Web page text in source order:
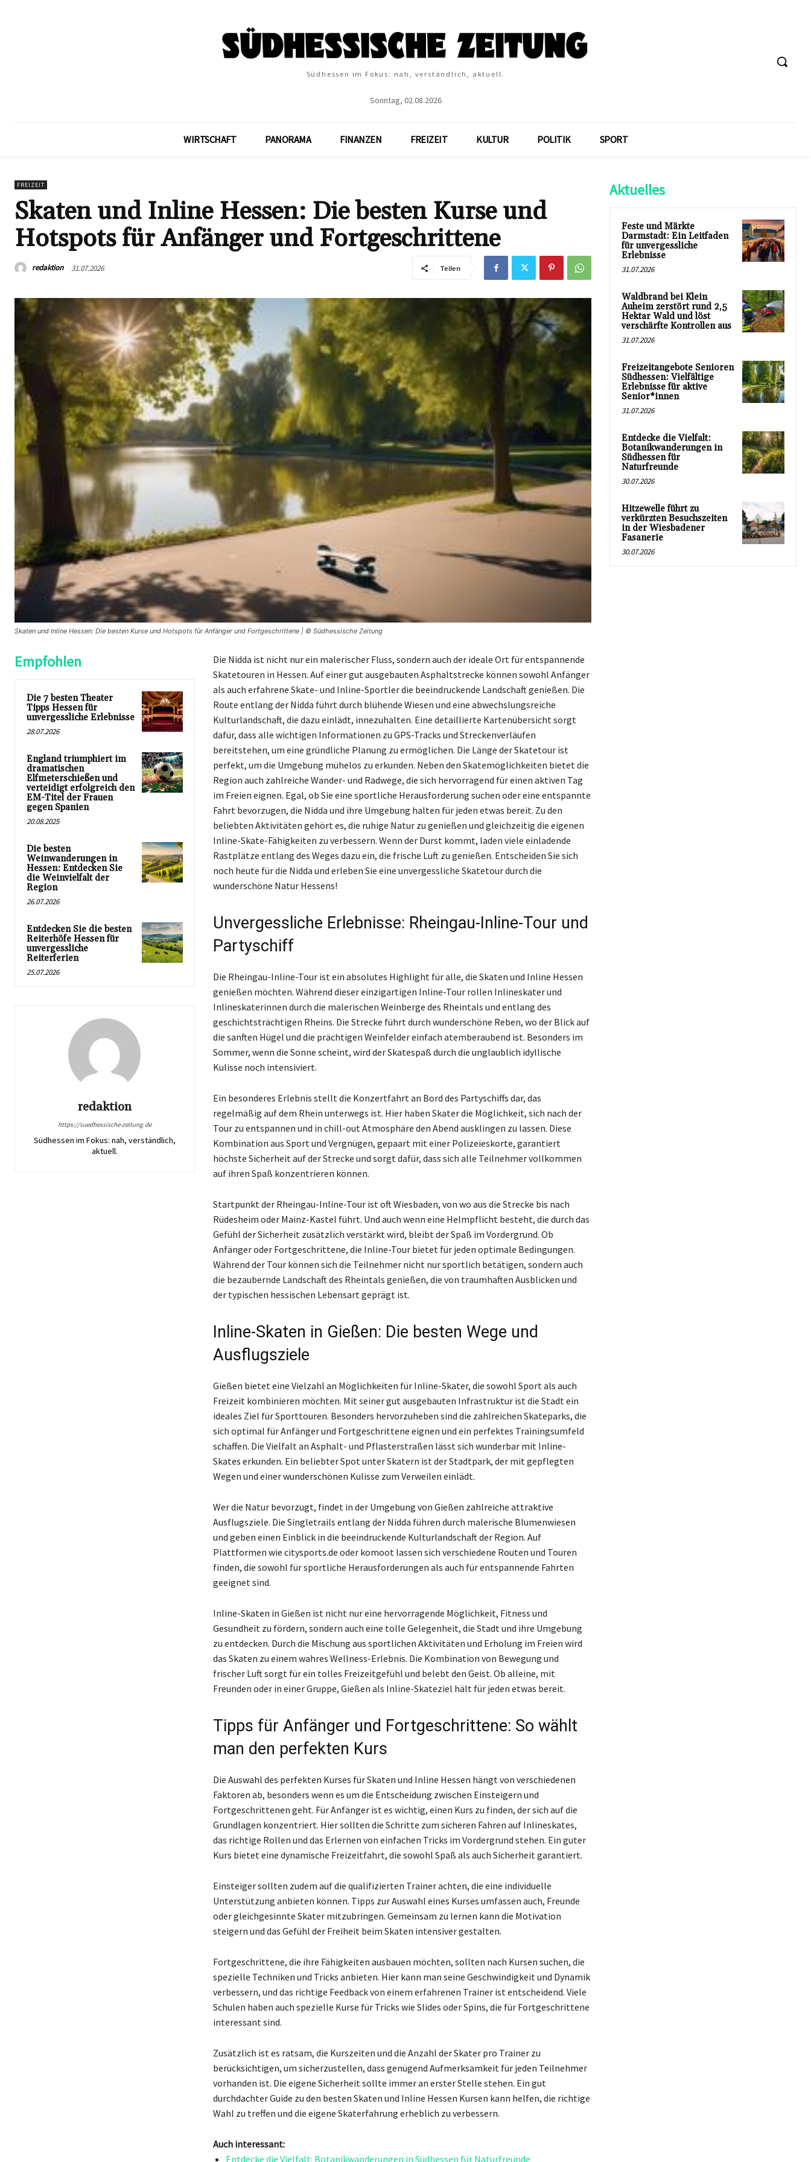
Südhessen im Fokus: nah, verständlich, aktuell.
Sonntag, 02.08.2026
WIRTSCHAFT PANORAMA FINANZEN FREIZEIT KULTUR POLITIK SPORT
FREIZEIT
Skaten und Inline Hessen: Die besten Kurse und
Hotspots für Anfänger und Fortgeschrittene
redaktion 31.07.2026 Teilen
Skaten und Inline Hessen: Die besten Kurse und Hotspots für Anfänger und Fortgeschrittene | © Südhessische Zeitung
Empfohlen
Die 7 besten Theater
Tipps Hessen für
unvergessliche Erlebnisse
28.07.2026
England triumphiert im
dramatischen
Elfmeterschießen und
verteidigt erfolgreich den
EM-Titel der Frauen
gegen Spanien
20.08.2025
Die besten
Weinwanderungen in
Hessen: Entdecken Sie
die Weinvielfalt der
Region
26.07.2026
Entdecken Sie die besten
Reiterhöfe Hessen für
unvergessliche
Reiterferien
25.07.2026
redaktion
https://suedhessische-zeitung.de
Südhessen im Fokus: nah, verständlich,
aktuell.
Die Nidda ist nicht nur ein malerischer Fluss, sondern auch der ideale Ort für entspannende
Skatetouren in Hessen. Auf einer gut ausgebauten Asphaltstrecke können sowohl Anfänger
als auch erfahrene Skate- und Inline-Sportler die beeindruckende Landschaft genießen. Die
Route entlang der Nidda führt durch blühende Wiesen und eine abwechslungsreiche
Kulturlandschaft, die dazu einlädt, innezuhalten. Eine detaillierte Kartenübersicht sorgt
dafür, dass alle wichtigen Informationen zu GPS-Tracks und Streckenverläufen
bereitstehen, um eine gründliche Planung zu ermöglichen. Die Länge der Skatetour ist
perfekt, um die Umgebung mühelos zu erkunden. Neben den Skatemöglichkeiten bietet die
Region auch zahlreiche Wander- und Radwege, die sich hervorragend für einen aktiven Tag
im Freien eignen. Egal, ob Sie eine sportliche Herausforderung suchen oder eine entspannte
Fahrt bevorzugen, die Nidda und ihre Umgebung halten für jeden etwas bereit. Zu den
beliebten Aktivitäten gehört es, die ruhige Natur zu genießen und gleichzeitig die eigenen
Inline-Skate-Fähigkeiten zu verbessern. Wenn der Durst kommt, laden viele einladende
Rastplätze entlang des Weges dazu ein, die frische Luft zu genießen. Entscheiden Sie sich
noch heute für die Nidda und erleben Sie eine unvergessliche Skatetour durch die
wunderschöne Natur Hessens!
Unvergessliche Erlebnisse: Rheingau-Inline-Tour und
Partyschiff
Die Rheingau-Inline-Tour ist ein absolutes Highlight für alle, die Skaten und Inline Hessen
genießen möchten. Während dieser einzigartigen Inline-Tour rollen Inlineskater und
Inlineskaterinnen durch die malerischen Weinberge des Rheintals und entlang des
geschichtsträchtigen Rheins. Die Strecke führt durch wunderschöne Reben, wo der Blick auf
die sanften Hügel und die prächtigen Weinfelder einfach atemberaubend ist. Besonders im
Sommer, wenn die Sonne scheint, wird der Skatespaß durch die unglaublich idyllische
Kulisse noch intensiviert.
Ein besonderes Erlebnis stellt die Konzertfahrt an Bord des Partyschiffs dar, das
regelmäßig auf dem Rhein unterwegs ist. Hier haben Skater die Möglichkeit, sich nach der
Tour zu entspannen und in chill-out Atmosphäre den Abend ausklingen zu lassen. Diese
Kombination aus Sport und Vergnügen, gepaart mit einer Polizeieskorte, garantiert
höchste Sicherheit auf der Strecke und sorgt dafür, dass sich alle Teilnehmer vollkommen
auf ihren Spaß konzentrieren können.
Startpunkt der Rheingau-Inline-Tour ist oft Wiesbaden, von wo aus die Strecke bis nach
Rüdesheim oder Mainz-Kastel führt. Und auch wenn eine Helmpflicht besteht, die durch das
Gefühl der Sicherheit zusätzlich verstärkt wird, bleibt der Spaß im Vordergrund. Ob
Anfänger oder Fortgeschrittene, die Inline-Tour bietet für jeden optimale Bedingungen.
Während der Tour können sich die Teilnehmer nicht nur sportlich betätigen, sondern auch
die bezaubernde Landschaft des Rheintals genießen, die von traumhaften Ausblicken und
der typischen hessischen Lebensart geprägt ist.
Inline-Skaten in Gießen: Die besten Wege und
Ausflugsziele
Gießen bietet eine Vielzahl an Möglichkeiten für Inline-Skater, die sowohl Sport als auch
Freizeit kombinieren möchten. Mit seiner gut ausgebauten Infrastruktur ist die Stadt ein
ideales Ziel für Sporttouren. Besonders hervorzuheben sind die zahlreichen Skateparks, die
sich optimal für Anfänger und Fortgeschrittene eignen und ein perfektes Trainingsumfeld
schaffen. Die Vielfalt an Asphalt- und Pflasterstraßen lässt sich wunderbar mit Inline-
Skates erkunden. Ein beliebter Spot unter Skatern ist der Stadtpark, der mit gepflegten
Wegen und einer wunderschönen Kulisse zum Verweilen einlädt.
Wer die Natur bevorzugt, findet in der Umgebung von Gießen zahlreiche attraktive
Ausflugsziele. Die Singletrails entlang der Nidda führen durch malerische Blumenwiesen
und geben einen Einblick in die beeindruckende Kulturlandschaft der Region. Auf
Plattformen wie citysports.de oder komoot lassen sich verschiedene Routen und Touren
finden, die sowohl für sportliche Herausforderungen als auch für entspannende Fahrten
geeignet sind.
Inline-Skaten in Gießen ist nicht nur eine hervorragende Möglichkeit, Fitness und
Gesundheit zu fördern, sondern auch eine tolle Gelegenheit, die Stadt und ihre Umgebung
zu entdecken. Durch die Mischung aus sportlichen Aktivitäten und Erholung im Freien wird
das Skaten zu einem wahres Wellness-Erlebnis. Die Kombination von Bewegung und
frischer Luft sorgt für ein tolles Freizeitgefühl und belebt den Geist. Ob alleine, mit
Freunden oder in einer Gruppe, Gießen als Inline-Skateziel hält für jeden etwas bereit.
Tipps für Anfänger und Fortgeschrittene: So wählt
man den perfekten Kurs
Die Auswahl des perfekten Kurses für Skaten und Inline Hessen hängt von verschiedenen
Faktoren ab, besonders wenn es um die Entscheidung zwischen Einsteigern und
Fortgeschrittenen geht. Für Anfänger ist es wichtig, einen Kurs zu finden, der sich auf die
Grundlagen konzentriert. Hier sollten die Schritte zum sicheren Fahren auf Inlineskates,
das richtige Rollen und das Erlernen von einfachen Tricks im Vordergrund stehen. Ein guter
Kurs bietet eine dynamische Freizeitfahrt, die sowohl Spaß als auch Sicherheit garantiert.
Einsteiger sollten zudem auf die qualifizierten Trainer achten, die eine individuelle
Unterstützung anbieten können. Tipps zur Auswahl eines Kurses umfassen auch, Freunde
oder gleichgesinnte Skater mitzubringen. Gemeinsam zu lernen kann die Motivation
steigern und das Gefühl der Freiheit beim Skaten intensiver gestalten.
Fortgeschrittene, die ihre Fähigkeiten ausbauen möchten, sollten nach Kursen suchen, die
spezielle Techniken und Tricks anbieten. Hier kann man seine Geschwindigkeit und Dynamik
verbessern, und das richtige Feedback von einem erfahrenen Trainer ist entscheidend. Viele
Schulen haben auch spezielle Kurse für Tricks wie Slides oder Spins, die für Fortgeschrittene
interessant sind.
Zusätzlich ist es ratsam, die Kurszeiten und die Anzahl der Skater pro Trainer zu
berücksichtigen, um sicherzustellen, dass genügend Aufmerksamkeit für jeden Teilnehmer
vorhanden ist. Die eigene Sicherheit sollte immer an erster Stelle stehen. Ein gut
durchdachter Guide zu den besten Skaten und Inline Hessen Kursen kann helfen, die richtige
Wahl zu treffen und die eigene Skaterfahrung erheblich zu verbessern.
Auch interessant:
Entdecke die Vielfalt: Botanikwanderungen in Südhessen für Naturfreunde
Aktuelles
Feste und Märkte
Darmstadt: Ein Leitfaden
für unvergessliche
Erlebnisse
31.07.2026
Waldbrand bei Klein
Auheim zerstört rund 2,5
Hektar Wald und löst
verschärfte Kontrollen aus
31.07.2026
Freizeitangebote Senioren
Südhessen: Vielfältige
Erlebnisse für aktive
Senior*innen
31.07.2026
Entdecke die Vielfalt:
Botanikwanderungen in
Südhessen für
Naturfreunde
30.07.2026
Hitzewelle führt zu
verkürzten Besuchszeiten
in der Wiesbadener
Fasanerie
30.07.2026